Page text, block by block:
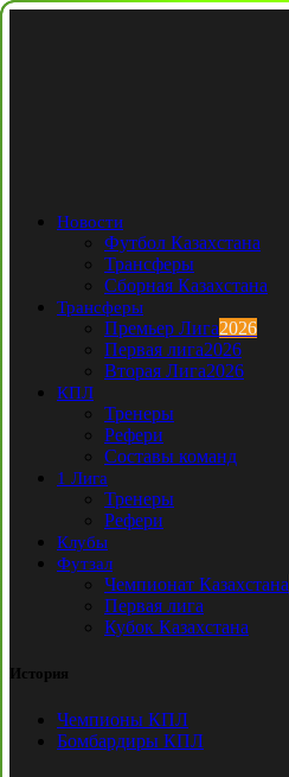
Новости
Футбол Казахстана
Трансферы
Сборная Казахстана
Трансферы
Премьер Лига2026
Первая лига2026
Вторая Лига2026
КПЛ
Тренеры
Рефери
Составы команд
1 Лига
Тренеры
Рефери
Клубы
Футзал
Чемпионат Казахстана
Первая лига
Кубок Казахстана
История
Чемпионы КПЛ
Бомбардиры КПЛ